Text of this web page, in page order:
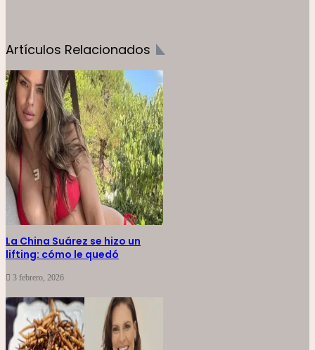
Artículos Relacionados
La China Suárez se hizo un
lifting: cómo le quedó
3 febrero, 2026